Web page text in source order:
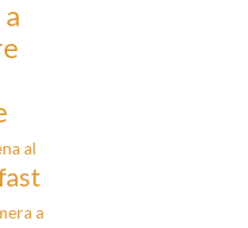
al
a